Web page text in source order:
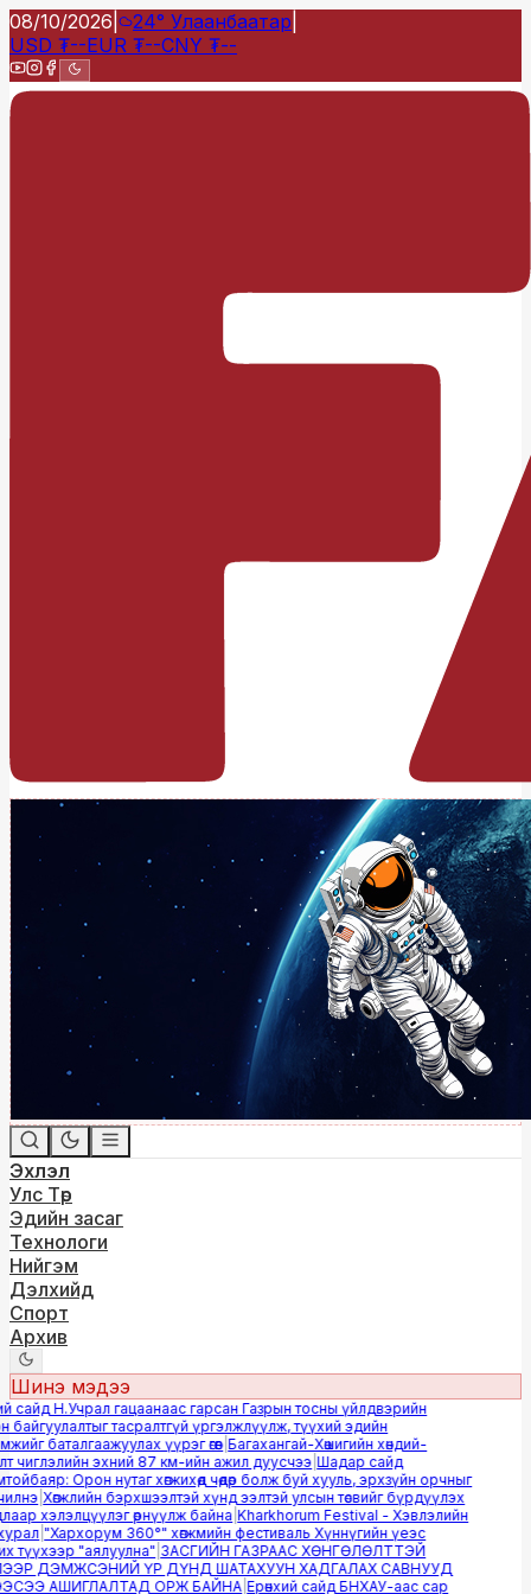
08/10/2026 24° Улаанбаатар
USD ₮--EUR ₮--CNY ₮--
Эхлэл
Улс Төр
Эдийн засаг
Технологи
Нийгэм
Дэлхийд
Спорт
Архив
Шинэ мэдээ
сайд Н.Учрал гацаанаас гарсан Газрын тосны үйлдвэрийн
тасралтгүй үргэлжлүүлж, түүхий эдийн
баталгаажуулах үүрэг өгөв|Багахангай-Хөшигийн хөндий-
эхний 87 км-ийн ажил дуусчээ|Шадар сайд
Орон нутаг хөгжихөд чөдөр болж буй хууль, эрхзүйн орчныг
|Хөгжлийн бэрхшээлтэй хүнд ээлтэй улсын төсвийг бүрдүүлэх
хэлэлцүүлэг өрнүүлж байна|Kharkhorum Festival - Хэвлэлийн
|"Хархорум 360°" хөгжмийн фестиваль Хүннүгийн үеэс
"аялуулна"|ЗАСГИЙН ГАЗРААС ХӨНГӨЛӨЛТТЭЙ
ДЭМЖСЭНИЙ ҮР ДҮНД ШАТАХУУН ХАДГАЛАХ САВНУУД
АШИГЛАЛТАД ОРЖ БАЙНА|Ерөнхий сайд БНХАУ-аас сар